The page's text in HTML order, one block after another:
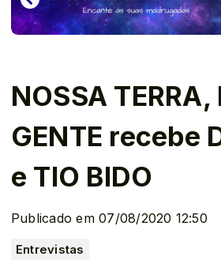
NOSSA TERRA,
GENTE recebe
e TIO BIDO
Publicado em 07/08/2020 12:50
Entrevistas